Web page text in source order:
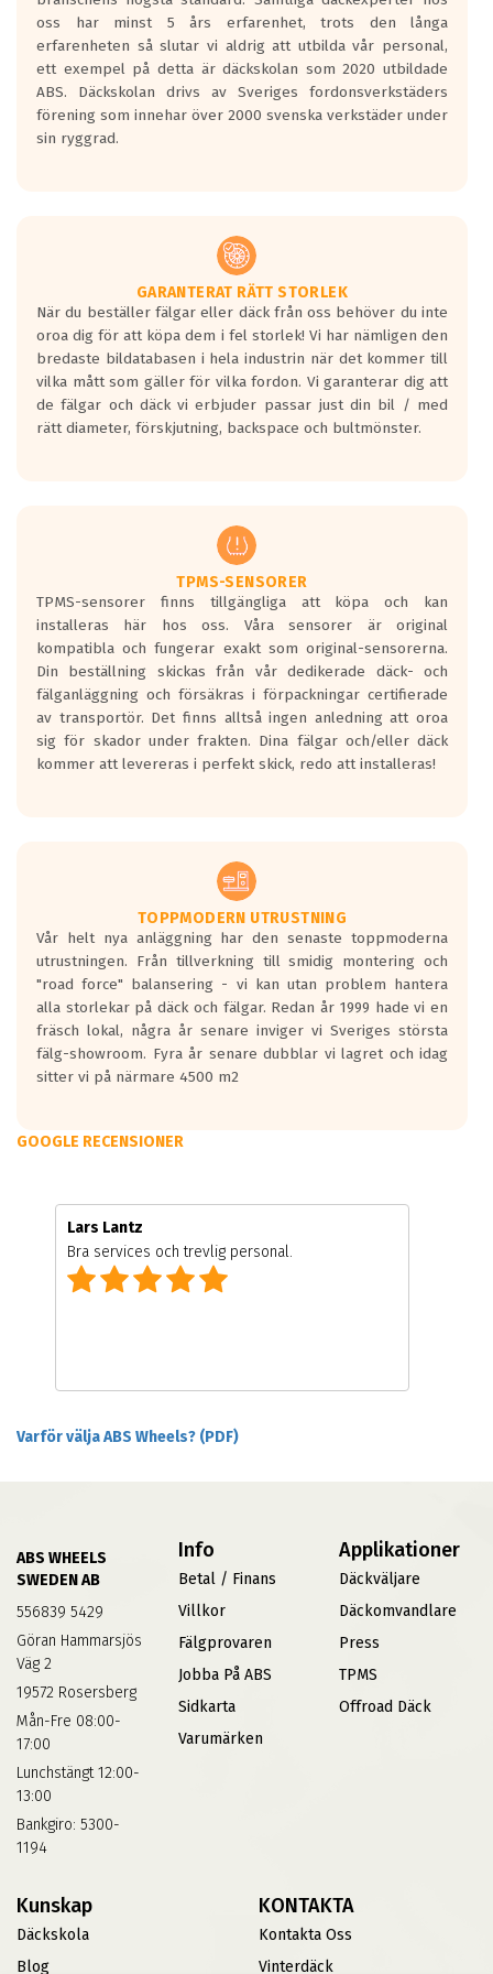
Inga D eller G betyg delas ut för
personbilar och lätta lastbilar.
Betyget sätts efter ett test där däcken
skall bromsa in på en väg där det ligger
0.5-1.5 mm vatten.
I 80km/h kommer skillnaden på
Vid körning i över 50km/h brukar
rullmotståndets ljud överträffa
motorljudet.
På däckmärkningen kommer det finnas
en symbol av ett däck med vågar. Hög
bullernivå markeras med svarta vågor
medans de vita vågorna påvisar om det är
ett tyst däck.
regelverket som introduceras år 2016.
Ett däck med två svarta vågor är redan
godkända för år 2016 nya regelverk.
Ett däck med en svart våg kommer vara
minst tre decibel tystare än det
regelverk som börjar gälla 2016.
oss har minst 5 års erfarenhet, trots den långa
erfarenheten så slutar vi aldrig att utbilda vår personal,
ett exempel på detta är däckskolan som 2020 utbildade
ABS. Däckskolan drivs av Sveriges fordonsverkstäders
förening som innehar över 2000 svenska verkstäder under
sin ryggrad.
GARANTERAT RÄTT STORLEK
När du beställer fälgar eller däck från oss behöver du inte
oroa dig för att köpa dem i fel storlek! Vi har nämligen den
bredaste bildatabasen i hela industrin när det kommer till
vilka mått som gäller för vilka fordon. Vi garanterar dig att
de fälgar och däck vi erbjuder passar just din bil / med
rätt diameter, förskjutning, backspace och bultmönster.
TPMS-SENSORER
TPMS-sensorer finns tillgängliga att köpa och kan
installeras här hos oss. Våra sensorer är original
kompatibla och fungerar exakt som original-sensorerna.
Din beställning skickas från vår dedikerade däck- och
fälganläggning och försäkras i förpackningar certifierade
av transportör. Det finns alltså ingen anledning att oroa
sig för skador under frakten. Dina fälgar och/eller däck
kommer att levereras i perfekt skick, redo att installeras!
TOPPMODERN UTRUSTNING
Vår helt nya anläggning har den senaste toppmoderna
utrustningen. Från tillverkning till smidig montering och
"road force" balansering - vi kan utan problem hantera
alla storlekar på däck och fälgar. Redan år 1999 hade vi en
fräsch lokal, några år senare inviger vi Sveriges största
fälg-showroom. Fyra år senare dubblar vi lagret och idag
sitter vi på närmare 4500 m2
GOOGLE RECENSIONER
Lars Lantz
Bra services och trevlig personal.
Varför välja ABS Wheels? (PDF)
ABS WHEELS
SWEDEN AB
556839 5429
Göran Hammarsjös
Väg 2
19572 Rosersberg
Mån-Fre 08:00-
17:00
Lunchstängt 12:00-
13:00
Bankgiro: 5300-
1194
Info
Betal / Finans
Villkor
Fälgprovaren
Jobba På ABS
Sidkarta
Varumärken
Applikationer
Däckväljare
Däckomvandlare
Press
TPMS
Offroad Däck
Kunskap
Däckskola
Blog
KONTAKTA
Kontakta Oss
Vinterdäck